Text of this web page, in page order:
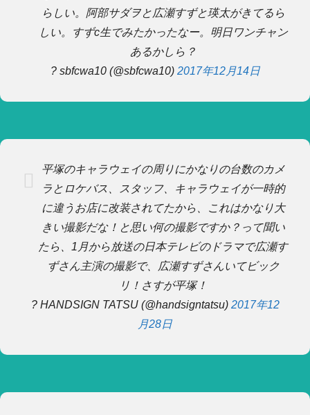
らしい。阿部サダヲと広瀬すずと瑛太がきてるら
しい。すずc生でみたかったなー。明日ワンチャン
あるかしら？
? sbfcwa10 (@sbfcwa10) 2017年12月14日
平塚のキャラウェイの周りにかなりの台数のカメ
ラとロケバス、スタッフ、キャラウェイが一時的
に違うお店に改装されてたから、これはかなり大
きい撮影だな！と思い何の撮影ですか？って聞い
たら、1月から放送の日本テレビのドラマで広瀬す
ずさん主演の撮影で、広瀬すずさんいてビック
リ！さすが平塚！
? HANDSIGN TATSU (@handsigntatsu) 2017年12
月28日